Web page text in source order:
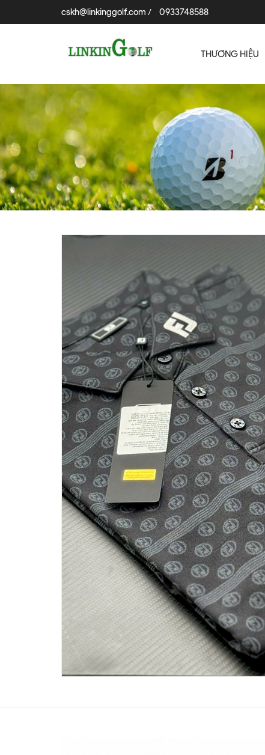
cskh@linkinggolf.com / 0933748588
THƯƠNG HIỆU